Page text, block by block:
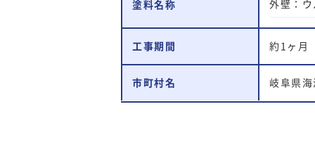
塗料名称 外壁：
工事期間 約1ヶ月
市町村名 岐阜県海